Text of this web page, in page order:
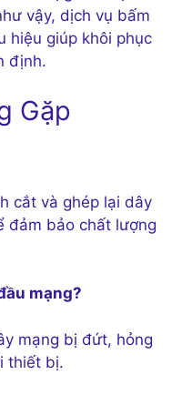
vậy, dịch vụ bấm
hiệu giúp khôi phục
định.
Gặp
cắt và ghép lại dây
đảm bảo chất lượng
mạng?
mạng bị đứt, hỏng
thiết bị.